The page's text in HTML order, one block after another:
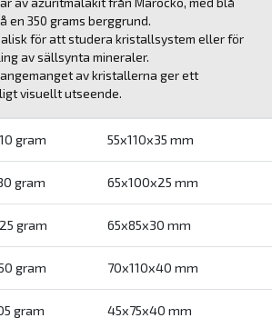
en 350 grams berggrund.
för att studera kristallsystem eller för
av sällsynta mineraler.
av kristallerna ger ett
visuellt utseende.
gram 55x110x35 mm
gram 65x100x25 mm
gram 65x85x30 mm
gram 70x110x40 mm
gram 45x75x40 mm